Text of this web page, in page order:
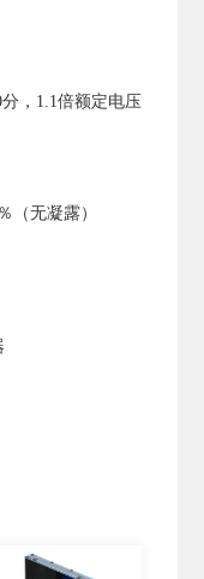
，1.1倍额定电压
（无凝露）